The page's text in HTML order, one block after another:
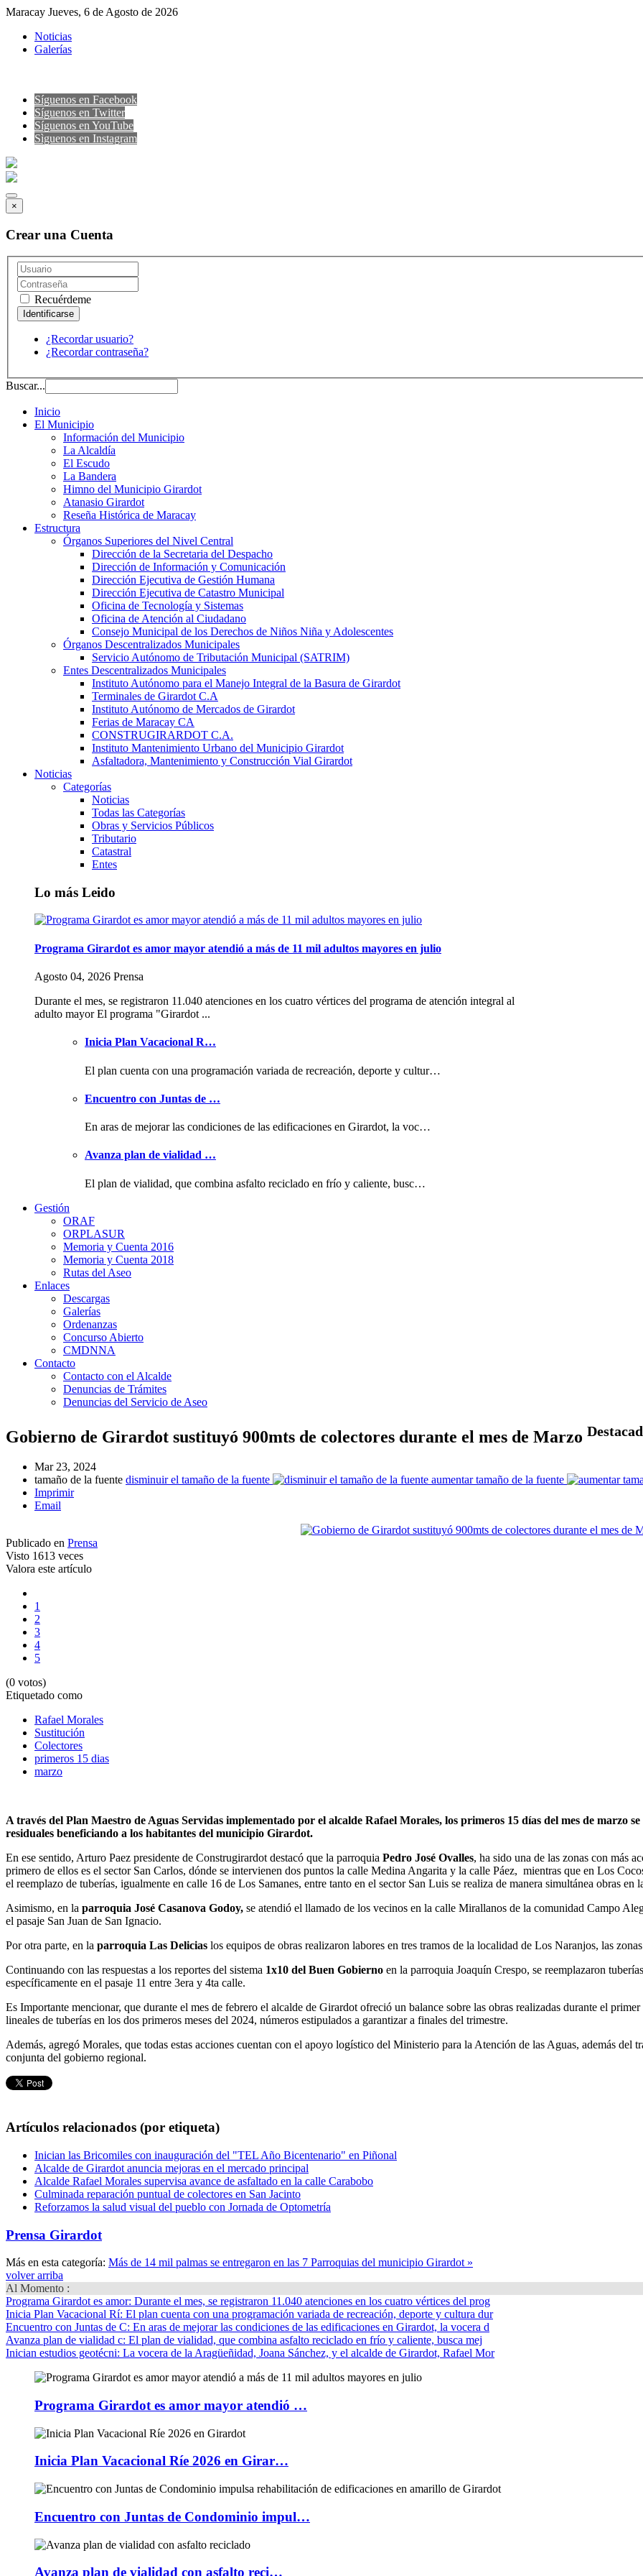
Maracay Jueves, 6 de Agosto de 2026
Noticias
Galerías
Síguenos en Facebook
Síguenos en Twitter
Síguenos en YouTube
Sìguenos en Instagram
×
Crear una Cuenta
Recuérdeme
¿Recordar usuario?
¿Recordar contraseña?
Buscar...
Inicio
El Municipio
Información del Municipio
La Alcaldía
El Escudo
La Bandera
Himno del Municipio Girardot
Atanasio Girardot
Reseña Histórica de Maracay
Estructura
Órganos Superiores del Nivel Central
Dirección de la Secretaria del Despacho
Dirección de Información y Comunicación
Dirección Ejecutiva de Gestión Humana
Dirección Ejecutiva de Catastro Municipal
Oficina de Tecnología y Sistemas
Oficina de Atención al Ciudadano
Consejo Municipal de los Derechos de Niños Niña y Adolescentes
Órganos Descentralizados Municipales
Servicio Autónomo de Tributación Municipal (SATRIM)
Entes Descentralizados Municipales
Instituto Autónomo para el Manejo Integral de la Basura de Girardot
Terminales de Girardot C.A
Instituto Autónomo de Mercados de Girardot
Ferias de Maracay CA
CONSTRUGIRARDOT C.A.
Instituto Mantenimiento Urbano del Municipio Girardot
Asfaltadora, Mantenimiento y Construcción Vial Girardot
Noticias
Categorías
Noticias
Todas las Categorías
Obras y Servicios Públicos
Tributario
Catastral
Entes
Lo más Leido
Programa Girardot es amor mayor atendió a más de 11 mil adultos mayores en julio
Agosto 04, 2026 Prensa
Durante el mes, se registraron 11.040 atenciones en los cuatro vértices del programa de atención integral al
adulto mayor El programa "Girardot ...
Inicia Plan Vacacional R…
El plan cuenta con una programación variada de recreación, deporte y cultur…
Encuentro con Juntas de …
En aras de mejorar las condiciones de las edificaciones en Girardot, la voc…
Avanza plan de vialidad …
El plan de vialidad, que combina asfalto reciclado en frío y caliente, busc…
Gestión
ORAF
ORPLASUR
Memoria y Cuenta 2016
Memoria y Cuenta 2018
Rutas del Aseo
Enlaces
Descargas
Galerías
Ordenanzas
Concurso Abierto
CMDNNA
Contacto
Contacto con el Alcalde
Denuncias de Trámites
Denuncias del Servicio de Aseo
Gobierno de Girardot sustituyó 900mts de colectores durante el mes de Marzo
Mar 23, 2024
tamaño de la fuente disminuir el tamaño de la fuente
aumentar tamaño de la fuente
Imprimir
Email
Publicado en Prensa
Visto 1613 veces
Valora este artículo
1
2
3
4
5
(0 votos)
Etiquetado como
Rafael Morales
Sustitución
Colectores
primeros 15 dias
marzo
A través del Plan Maestro de Aguas Servidas implementado por el alcalde Rafael Morales, los primeros 15 días del mes de marzo
residuales beneficiando a los habitantes del municipio Girardot.
En ese sentido, Arturo Paez presidente de Construgirardot destacó que la parroquia Pedro José Ovalles, ha sido una de las zonas con más
primero de ellos es el sector San Carlos, dónde se intervienen dos puntos la calle Medina Angarita y la calle Páez, mientras que en Los
el reemplazo de tuberías, igualmente en calle 16 de Los Samanes, entre tanto en el sector San Luis se realiza de manera simultánea obras en
Asimismo, en la parroquia José Casanova Godoy, se atendió el llamado de los vecinos en la calle Mirallanos de la comunidad Campo
el pasaje San Juan de San Ignacio.
Por otra parte, en la parroquia Las Delicias los equipos de obras realizaron labores en tres tramos de la localidad de Los Naranjos, las
Continuando con las respuestas a los reportes del sistema 1x10 del Buen Gobierno en la parroquia Joaquín Crespo, se reemplazaron
específicamente en el pasaje 11 entre 3era y 4ta calle.
Es Importante mencionar, que durante el mes de febrero el alcalde de Girardot ofreció un balance sobre las obras realizadas durante el
lineales de tuberías en los dos primeros meses del 2024, números estipulados a garantizar a finales del trimestre.
Además, agregó Morales, que todas estas acciones cuentan con el apoyo logístico del Ministerio para la Atención de las Aguas, además del
conjunta del gobierno regional.
Artículos relacionados (por etiqueta)
Inician las Bricomiles con inauguración del "TEL Año Bicentenario" en Piñonal
Alcalde de Girardot anuncia mejoras en el mercado principal
Alcalde Rafael Morales supervisa avance de asfaltado en la calle Carabobo
Culminada reparación puntual de colectores en San Jacinto
Reforzamos la salud visual del pueblo con Jornada de Optometría
Prensa Girardot
Más en esta categoría: Más de 14 mil palmas se entregaron en las 7 Parroquias del municipio Girardot »
volver arriba
Al Momento :
Programa Girardot es amor: Durante el mes, se registraron 11.040 atenciones en los cuatro vértices del prog
Inicia Plan Vacacional Rí: El plan cuenta con una programación variada de recreación, deporte y cultura dur
Encuentro con Juntas de C: En aras de mejorar las condiciones de las edificaciones en Girardot, la vocera d
Avanza plan de vialidad c: El plan de vialidad, que combina asfalto reciclado en frío y caliente, busca mej
Inician estudios geotécni: La vocera de la Aragüeñidad, Joana Sánchez, y el alcalde de Girardot, Rafael Mor
Programa Girardot es amor mayor atendió …
Inicia Plan Vacacional Ríe 2026 en Girar…
Encuentro con Juntas de Condominio impul…
Avanza plan de vialidad con asfalto reci…